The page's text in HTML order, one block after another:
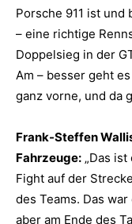
Porsche 911 ist
– eine richtige
Doppelsieg in der
Am – besser geht
ganz vorne, und da
Frank-Steffen
Fahrzeuge: „Das
Fight auf der
des Teams. Das
aber am Ende des